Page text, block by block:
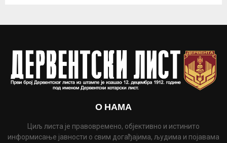
О НАМА
Циљ листа је правовремено, објективно и истинито
информисање јавности о свим догађајима, људима и појавама